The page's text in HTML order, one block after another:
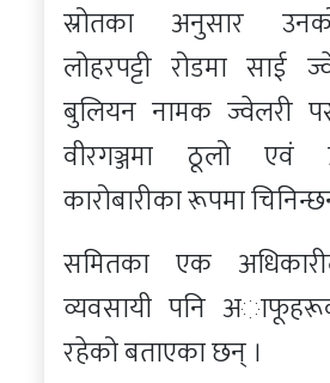
स्रोतका अनुसार
लोहरपट्टी रोडमा साई
बुलियन नामक ज्वेलरी
वीरगञ्जमा ठूलो एवं
कारोबारीका रूपमा
समितका एक
व्यवसायी पनि
रहेको बताएका छन् ।